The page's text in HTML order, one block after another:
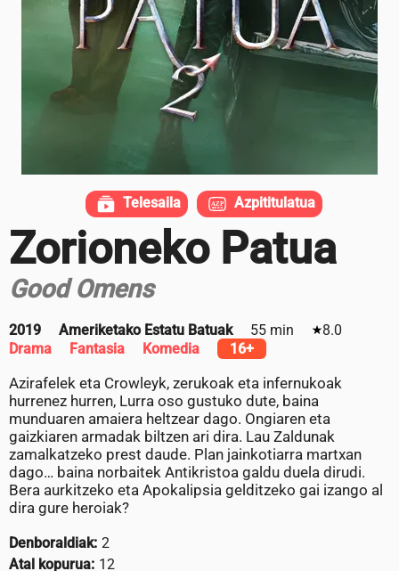
Zorioneko Patua
Good Omens
2019 Ameriketako Estatu Batuak 55 min
8.0
Drama
Fantasia Komedia 16+
Azirafelek eta Crowleyk, zerukoak eta infernukoak
hurrenez hurren, Lurra oso gustuko dute, baina
munduaren amaiera heltzear dago. Ongiaren eta
gaizkiaren armadak biltzen ari dira. Lau Zaldunak
zamalkatzeko prest daude. Plan jainkotiarra martxan
dago… baina norbaitek Antikristoa galdu duela dirudi.
Bera aurkitzeko eta Apokalipsia gelditzeko gai izango al
dira gure heroiak?
Denboraldiak: 2
Atal kopurua: 12
Telesaila Azpititulatua